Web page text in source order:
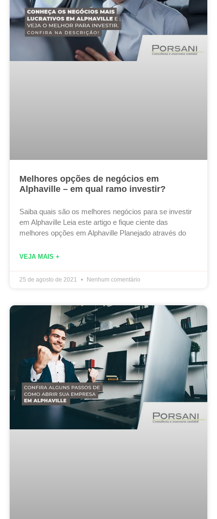
Melhores opções de negócios em
Alphaville – em qual ramo investir?
Saiba quais são os melhores negócios para se investir
em Alphaville Leia este artigo e fique ciente das
melhores opções em Alphaville Planejado através do
VEJA MAIS +
25 de agosto de 2021 Nenhum comentário